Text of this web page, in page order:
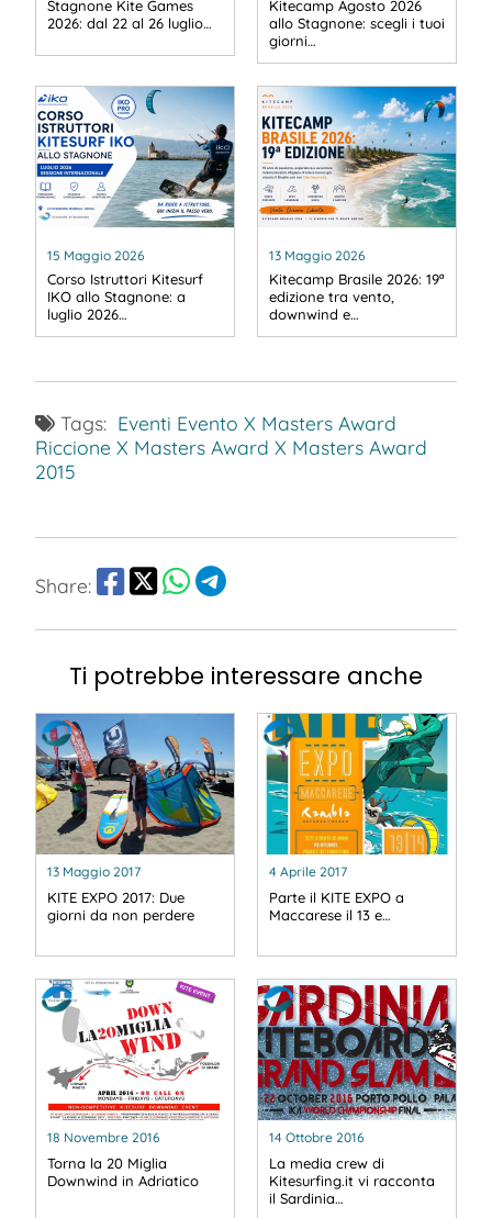
Stagnone Kite Games
2026: dal 22 al 26 luglio…
Kitecamp Agosto 2026
allo Stagnone: scegli i tuoi
giorni…
15 Maggio 2026
Corso Istruttori Kitesurf
IKO allo Stagnone: a
luglio 2026…
13 Maggio 2026
Kitecamp Brasile 2026: 19ª
edizione tra vento,
downwind e…
Tags: Eventi Evento X Masters Award
Riccione X Masters Award X Masters Award
2015
Share:
Ti potrebbe interessare anche
13 Maggio 2017
KITE EXPO 2017: Due
giorni da non perdere
4 Aprile 2017
Parte il KITE EXPO a
Maccarese il 13 e…
18 Novembre 2016
Torna la 20 Miglia
Downwind in Adriatico
14 Ottobre 2016
La media crew di
Kitesurfing.it vi racconta
il Sardinia…